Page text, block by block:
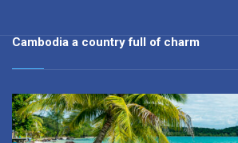
Cambodia a country full of charm